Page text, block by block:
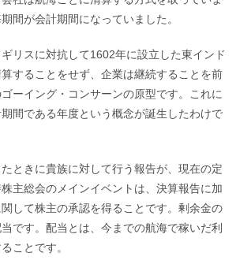
間が会計期間になっていました。
リスに対抗して1602年に設立した東インド
することをせず、企業は継続することを前
ーイング・コンサーンの原型です。これに
間である年度という概念が誕生したわけで
ときに貴族に対して行う報告が、現在の定
主総会のメインイベントは、決算報告に加
して株主の承認を得ることです。剰余金の
です。配当とは、今までの航海で稼いだ利
ことです。